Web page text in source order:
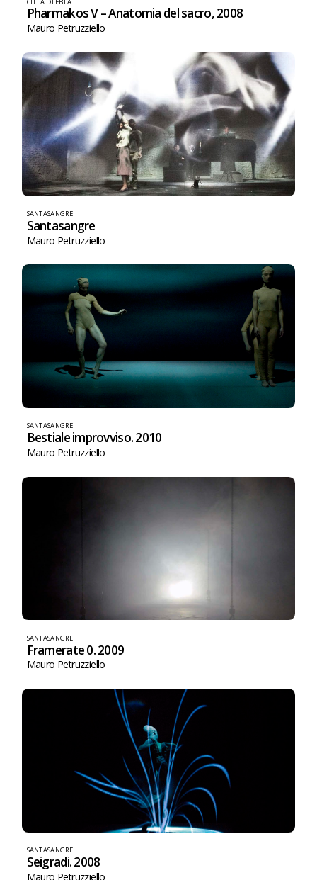
Pharmakos V – Anatomia del sacro, 2008
Mauro Petruzziello
SANTASANGRE
Santasangre
Mauro Petruzziello
SANTASANGRE
Bestiale improvviso. 2010
Mauro Petruzziello
SANTASANGRE
Framerate 0. 2009
Mauro Petruzziello
SANTASANGRE
Seigradi. 2008
Mauro Petruzziello